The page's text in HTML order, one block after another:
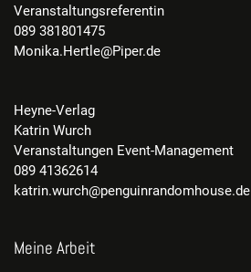
Veranstaltungsreferentin
089 381801475
Monika.Hertle@Piper.de
Heyne-Verlag
Katrin Wurch
Veranstaltungen Event-Management
089 41362614
katrin.wurch@penguinrandomhouse.de
Meine Arbeit